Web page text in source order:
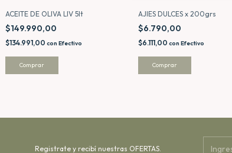
ACEITE DE OLIVA LIV 5lt
$149.990,00
$134.991,00 con Efectivo
Comprar
AJIES DULCES x 200grs
$6.790,00
$6.111,00 con Efectivo
Registrate y recibí nuestras OFERTAS.